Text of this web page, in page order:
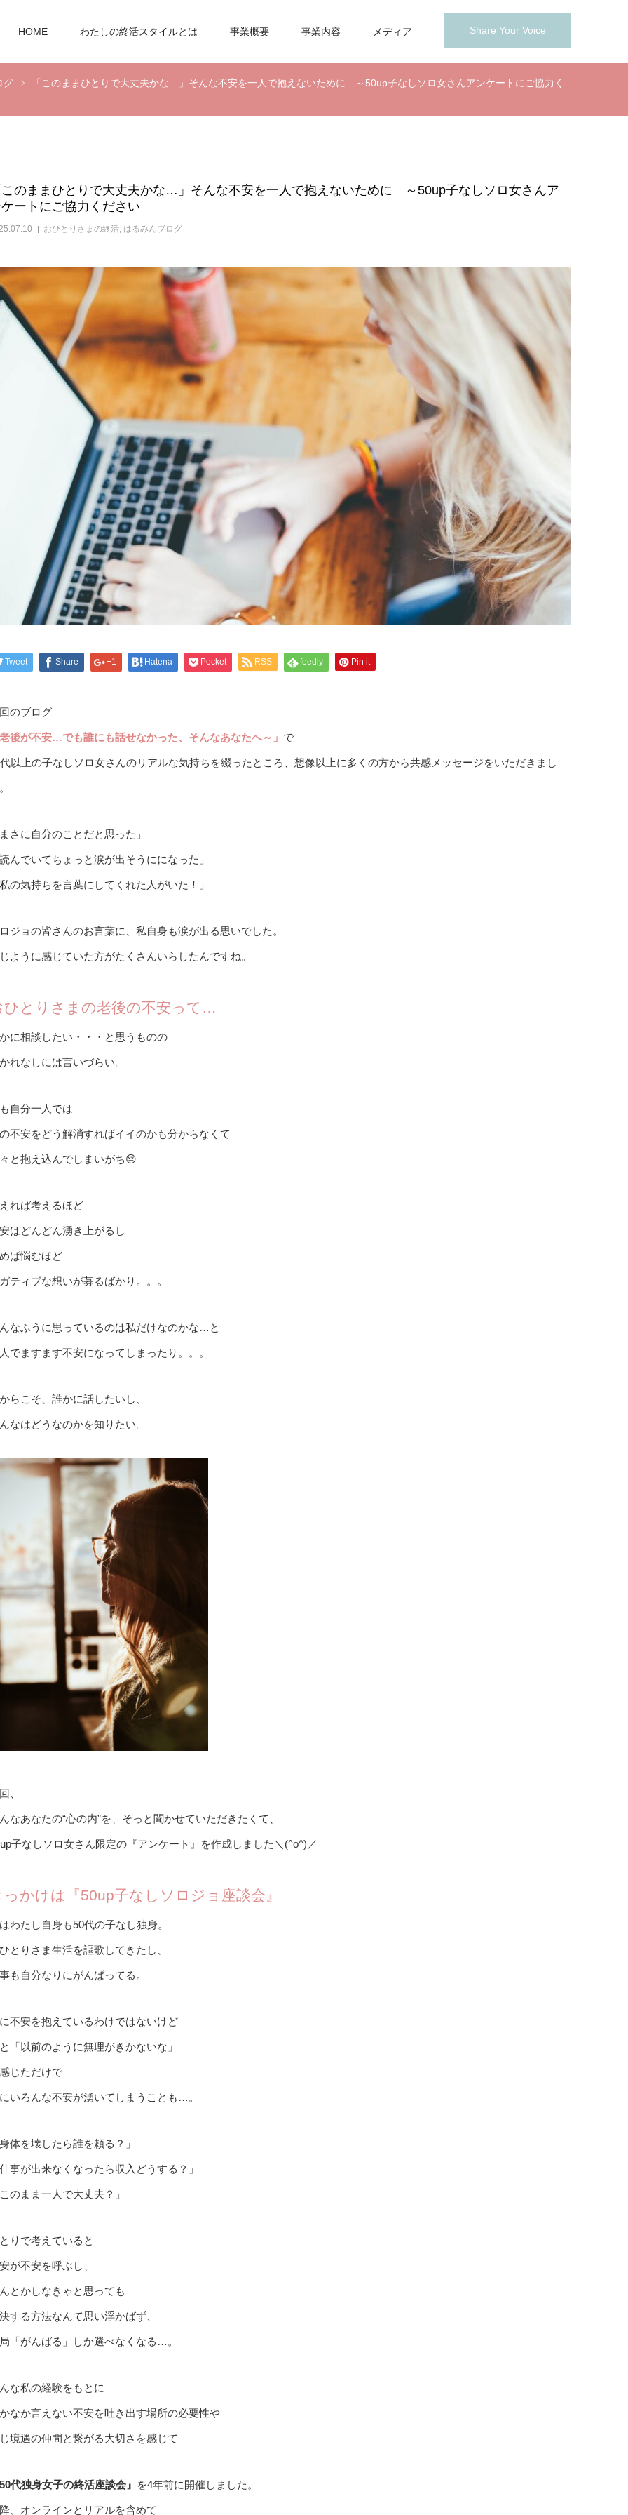
Share Your Voice
HOME わたしの終活スタイルとは 事業概要 事業内容 メディア
グ
「このままひとりで大丈夫かな…」そんな不安を一人で抱えないために ～50up子なしソロ女さんアンケートにご協力く
このままひとりで大丈夫かな…」そんな不安を一人で抱えないために ～50up子なしソロ女さんア
ケートにご協力ください
おひとりさまの終活, はるみんブログ
Tweet Share +1 Hatena Pocket RSS feedly Pin it
のブログ
老後が不安…でも誰にも話せなかった、そんなあなたへ～」 で
以上の子なしソロ女さんのリアルな気持ちを綴ったところ、想像以上に多くの方から共感メッセージをいただきまし
まさに自分のことだと思った」
読んでいてちょっと涙が出そうにになった」
私の気持ちを言葉にしてくれた人がいた！」
ジョの皆さんのお言葉に、私自身も涙が出る思いでした。
ように感じていた方がたくさんいらしたんですね。
ひとりさまの老後の不安って…
に相談したい・・・と思うものの
れなしには言いづらい。
自分一人では
不安をどう解消すればイイのかも分からなくて
と抱え込んでしまいがち😔
れば考えるほど
はどんどん湧き上がるし
ば悩むほど
ティブな想いが募るばかり。。。
なふうに思っているのは私だけなのかな…と
でますます不安になってしまったり。。。
らこそ、誰かに話したいし、
なはどうなのかを知りたい。
、
なあなたの“心の内”を、そっと聞かせていただきたくて、
子なしソロ女さん限定の『アンケート』を作成しました＼(^o^)／
っかけは『50up子なしソロジョ座談会』
わたし自身も50代の子なし独身。
とりさま生活を謳歌してきたし、
も自分なりにがんばってる。
不安を抱えているわけではないけど
「以前のように無理がきかないな」
じただけで
いろんな不安が湧いてしまうことも…。
身体を壊したら誰を頼る？」
仕事が出来なくなったら収入どうする？」
このまま一人で大丈夫？」
りで考えていると
が不安を呼ぶし、
とかしなきゃと思っても
する方法なんて思い浮かばず、
「がんばる」しか選べなくなる…。
な私の経験をもとに
なか言えない不安を吐き出す場所の必要性や
境遇の仲間と繋がる大切さを感じて
50代独身女子の終活座談会』 を4年前に開催しました。
、オンラインとリアルを含めて